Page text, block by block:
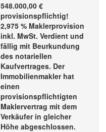
548.000,00 €
provisionspflichtig!
2,975 % Maklerprovision
inkl. MwSt. Verdient und
fällig mit Beurkundung
des notariellen
Kaufvertrages. Der
Immobilienmakler hat
einen
provisionspflichtigten
Maklervertrag mit dem
Verkäufer in gleicher
Höhe abgeschlossen.